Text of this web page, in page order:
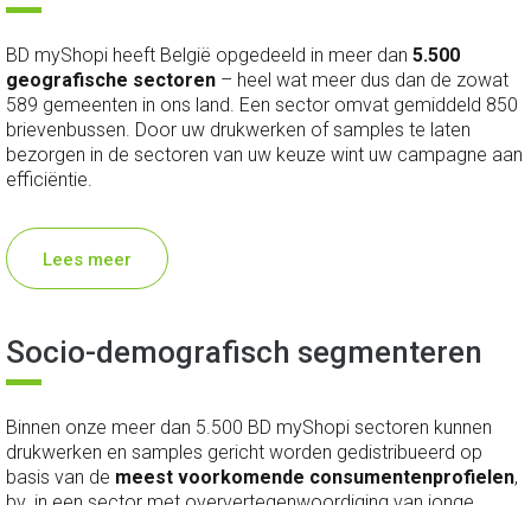
BD myShopi heeft België opgedeeld in meer dan 5.500
geografische sectoren – heel wat meer dus dan de zowat
589 gemeenten in ons land. Een sector omvat gemiddeld 850
brievenbussen. Door uw drukwerken of samples te laten
bezorgen in de sectoren van uw keuze wint uw campagne aan
efficiëntie.
Lees meer
Socio-demografisch segmenteren
Binnen onze meer dan 5.500 BD myShopi sectoren kunnen
drukwerken en samples gericht worden gedistribueerd op
basis van de meest voorkomende consumentenprofielen,